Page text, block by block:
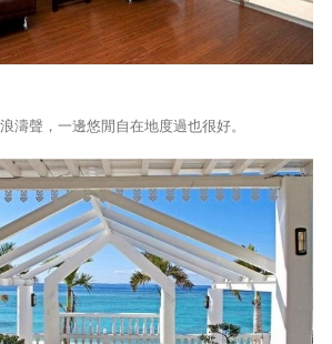
濤聲，一邊悠閒自在地度過也很好。